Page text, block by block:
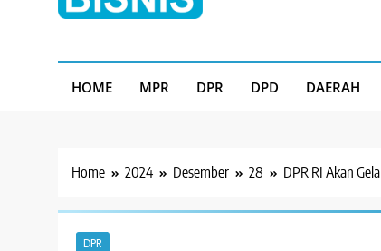
HOME MPR DPR DPD DAERAH
Home 2024 Desember 28 DPR RI Akan
DPR